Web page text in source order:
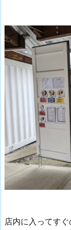
店内に入ってす